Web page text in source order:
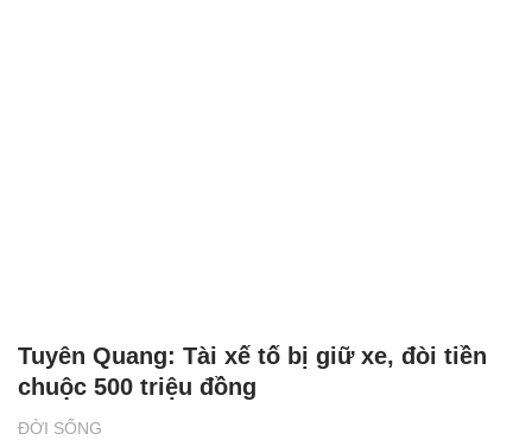
ĐỜI SỐNG
Tuyên Quang: Tài xế tố bị giữ xe, đòi tiền
chuộc 500 triệu đồng